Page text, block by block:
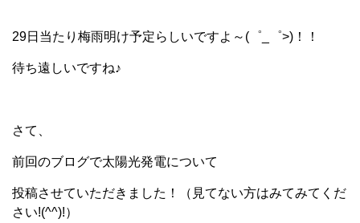
29日当たり梅雨明け予定らしいですよ～(゜_゜>)！！
待ち遠しいですね♪
さて、
前回のブログで太陽光発電について
投稿させていただきました！（見てない方はみてみてくだ
さい!(^^)!）